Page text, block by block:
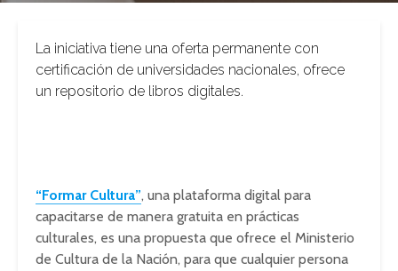
La iniciativa tiene una oferta permanente con
certificación de universidades nacionales, ofrece
un repositorio de libros digitales.
“Formar Cultura”, una plataforma digital para
capacitarse de manera gratuita en prácticas
culturales, es una propuesta que ofrece el Ministerio
de Cultura de la Nación, para que cualquier persona